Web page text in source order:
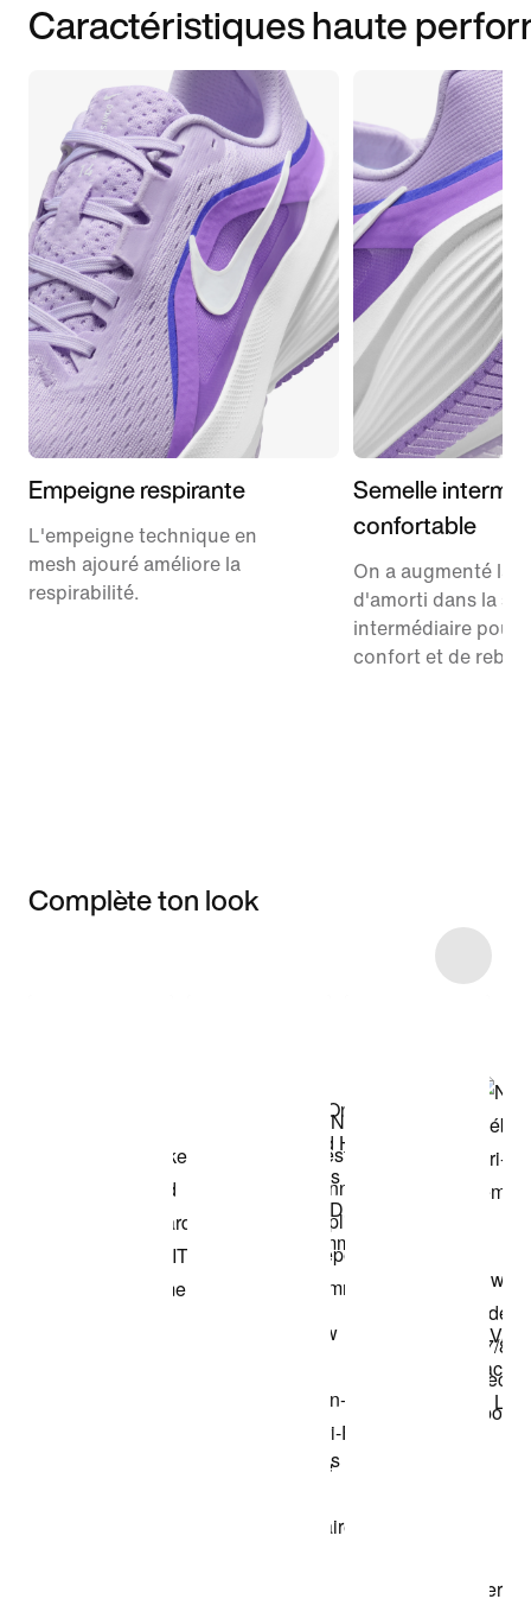
Caractéristiques haute
Empeigne respirante
L'empeigne technique en
mesh ajouré améliore la
respirabilité.
Semelle
confortable
On a augmenté la
d'amorti dans la
intermédiaire pour
confort et de
Complète ton look